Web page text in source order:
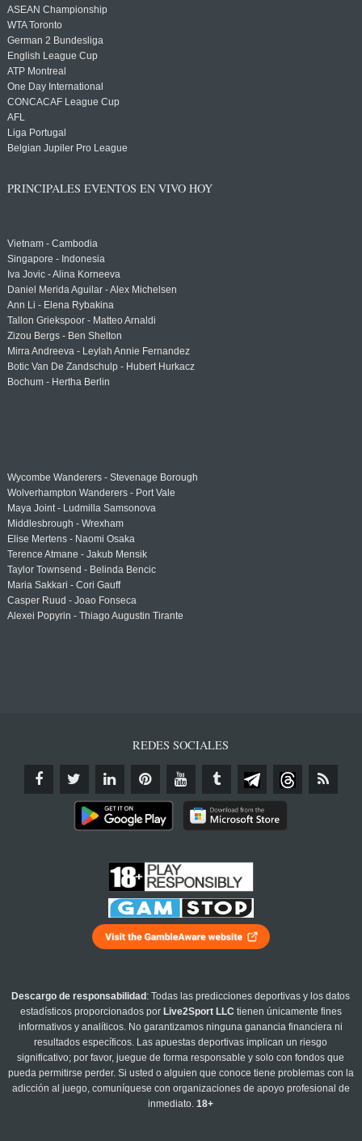
ASEAN Championship
WTA Toronto
German 2 Bundesliga
English League Cup
ATP Montreal
One Day International
CONCACAF League Cup
AFL
Liga Portugal
Belgian Jupiler Pro League
PRINCIPALES EVENTOS EN VIVO HOY
Vietnam - Cambodia
Singapore - Indonesia
Iva Jovic - Alina Korneeva
Daniel Merida Aguilar - Alex Michelsen
Ann Li - Elena Rybakina
Tallon Griekspoor - Matteo Arnaldi
Zizou Bergs - Ben Shelton
Mirra Andreeva - Leylah Annie Fernandez
Botic Van De Zandschulp - Hubert Hurkacz
Bochum - Hertha Berlin
Wycombe Wanderers - Stevenage Borough
Wolverhampton Wanderers - Port Vale
Maya Joint - Ludmilla Samsonova
Middlesbrough - Wrexham
Elise Mertens - Naomi Osaka
Terence Atmane - Jakub Mensik
Taylor Townsend - Belinda Bencic
Maria Sakkari - Cori Gauff
Casper Ruud - Joao Fonseca
Alexei Popyrin - Thiago Augustin Tirante
REDES SOCIALES
Descargo de responsabilidad : Todas las predicciones deportivas y los datos
estadísticos proporcionados por Live2Sport LLC tienen únicamente fines
informativos y analíticos. No garantizamos ninguna ganancia financiera ni
resultados específicos. Las apuestas deportivas implican un riesgo
significativo; por favor, juegue de forma responsable y solo con fondos que
pueda permitirse perder. Si usted o alguien que conoce tiene problemas con la
adicción al juego, comuníquese con organizaciones de apoyo profesional de
inmediato.18+